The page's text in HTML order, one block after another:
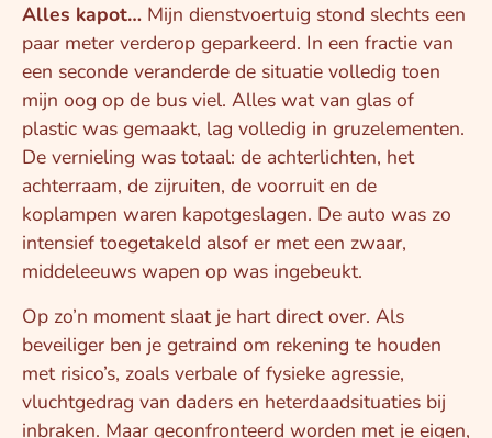
Alles kapot… Mijn dienstvoertuig stond slechts een
paar meter verderop geparkeerd. In een fractie van
een seconde veranderde de situatie volledig toen
mijn oog op de bus viel. Alles wat van glas of
plastic was gemaakt, lag volledig in gruzelementen.
De vernieling was totaal: de achterlichten, het
achterraam, de zijruiten, de voorruit en de
koplampen waren kapotgeslagen. De auto was zo
intensief toegetakeld alsof er met een zwaar,
middeleeuws wapen op was ingebeukt.
Op zo’n moment slaat je hart direct over. Als
beveiliger ben je getraind om rekening te houden
met risico’s, zoals verbale of fysieke agressie,
vluchtgedrag van daders en heterdaadsituaties bij
inbraken. Maar geconfronteerd worden met je eigen,